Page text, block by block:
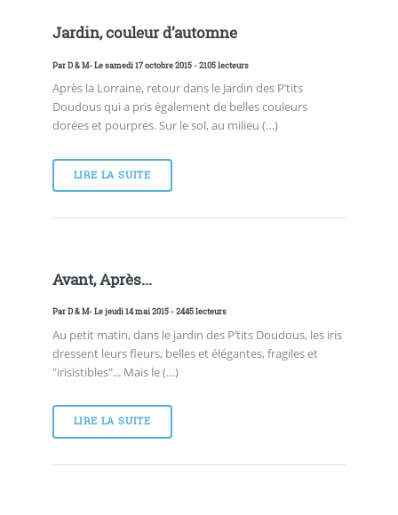
Jardin, couleur d’automne
ParD & M- Le samedi 17 octobre 2015 - 2105 lecteurs
Après la Lorraine, retour dans le Jardin des P’tits
Doudous qui a pris également de belles couleurs
dorées et pourpres. Sur le sol, au milieu (…)
LIRE LA SUITE
Avant, Après...
ParD & M- Le jeudi 14 mai 2015 - 2445 lecteurs
Au petit matin, dans le jardin des P’tits Doudous, les iris
dressent leurs fleurs, belles et élégantes, fragiles et
"irisistibles"... Mais le (…)
LIRE LA SUITE